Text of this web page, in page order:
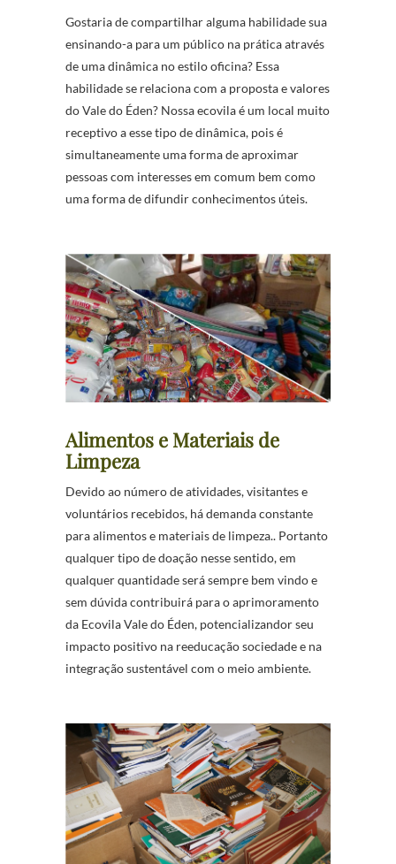
Gostaria de compartilhar alguma habilidade sua
ensinando-a para um público na prática através
de uma dinâmica no estilo oficina? Essa
habilidade se relaciona com a proposta e valores
do Vale do Éden? Nossa ecovila é um local muito
receptivo a esse tipo de dinâmica, pois é
simultaneamente uma forma de aproximar
pessoas com interesses em comum bem como
uma forma de difundir conhecimentos úteis.
Alimentos e Materiais de
Limpeza
Devido ao número de atividades, visitantes e
voluntários recebidos, há demanda constante
para alimentos e materiais de limpeza.. Portanto
qualquer tipo de doação nesse sentido, em
qualquer quantidade será sempre bem vindo e
sem dúvida contribuirá para o aprimoramento
da Ecovila Vale do Éden, potencializandor seu
impacto positivo na reeducação sociedade e na
integração sustentável com o meio ambiente.